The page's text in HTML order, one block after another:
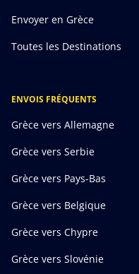
Envoyer en Grèce
Toutes les Destinations
ENVOIS FRÉQUENTS
Grèce vers Allemagne
Grèce vers Serbie
Grèce vers Pays-Bas
Grèce vers Belgique
Grèce vers Chypre
Grèce vers Slovénie